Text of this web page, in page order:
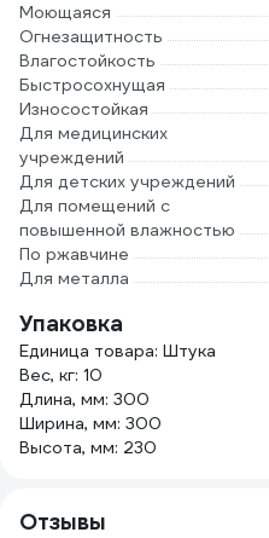
Моющаяся
Огнезащитность
Влагостойкость
Быстросохнущая
Износостойкая
Для медицинских
учреждений
Для детских учреждений
Для помещений с
повышенной влажностью
По ржавчине
Для металла
Упаковка
Единица товара: Штука
Вес, кг: 10
Длина, мм: 300
Ширина, мм: 300
Высота, мм: 230
Отзывы